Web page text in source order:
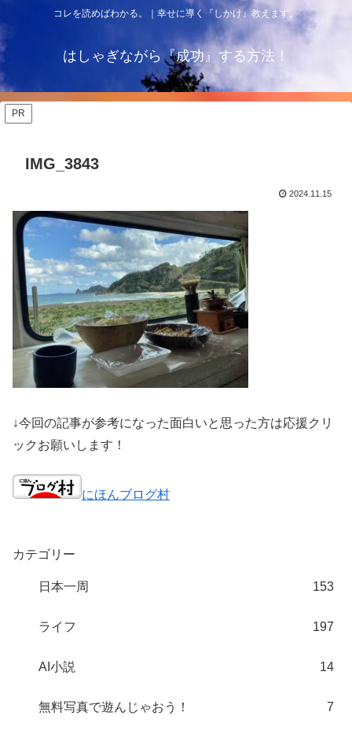
コレを読めばわかる。｜幸せに導く『しかけ』教えます。
はしゃぎながら『成功』する方法！
PR
IMG_3843
2024.11.15
↓今回の記事が参考になった面白いと思った方は応援クリ
ックお願いします！
にほんブログ村
カテゴリー
日本一周 153
ライフ 197
AI小説 14
無料写真で遊んじゃおう！ 7